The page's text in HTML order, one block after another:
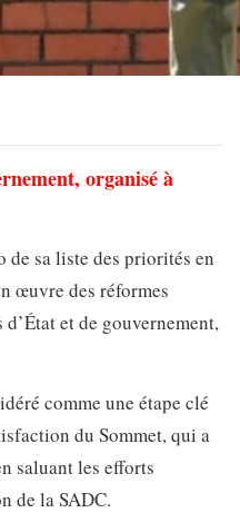
organisé à
sa liste des priorités en
œuvre des réformes
et de gouvernement,
comme une étape clé
du Sommet, qui a
saluant les efforts
de la SADC.